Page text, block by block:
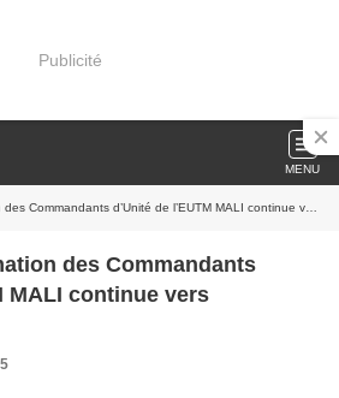
Publicité
MENU
d’Unité de l’EUTM MALI continue vers l’excellence
des Commandants
MALI continue vers